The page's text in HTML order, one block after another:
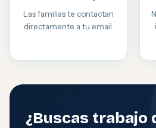
Las familias te contactan
directamente a tu email.
¿Buscas trabajo